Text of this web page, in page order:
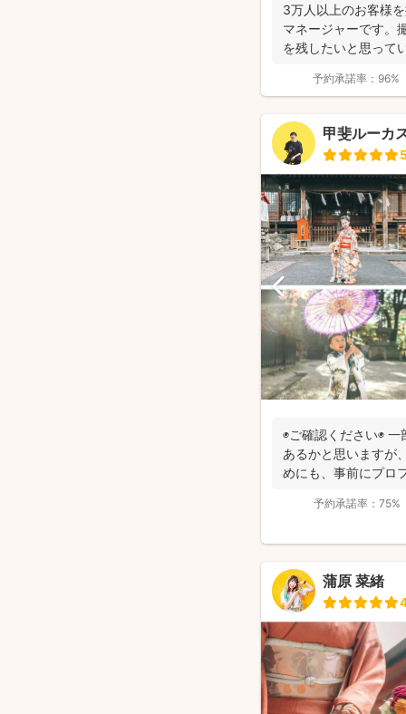
3万人以上のお客様
マネージャーです。
を残したいと思っ
予約承諾率： 96%
甲斐ルーカ
◉ご確認ください◉
あるかと思いますが
めにも、事前にプロ
予約承諾率： 75%
蒲原 菜緒